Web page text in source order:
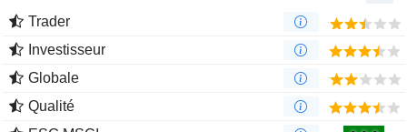
Trader
Investisseur
Globale
Qualité